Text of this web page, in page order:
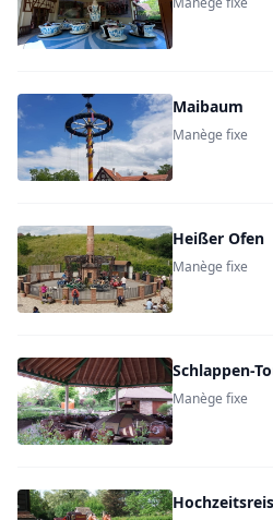
Maibaum
Manège fixe
Heißer Ofen
Manège fixe
Schlappen-
Manège fixe